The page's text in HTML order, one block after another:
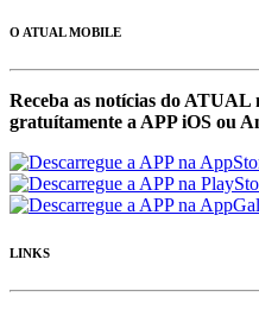
O ATUAL MOBILE
Receba as notícias do ATUAL
gratuítamente a APP iOS ou
LINKS